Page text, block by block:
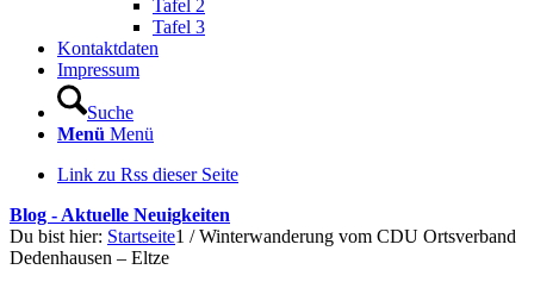
Tafel 2
Tafel 3
Kontaktdaten
Impressum
Suche
Menü Menü
Link zu Rss dieser Seite
Blog - Aktuelle Neuigkeiten
Du bist hier: Startseite1 / Winterwanderung vom CDU Ortsverband
Dedenhausen – Eltze